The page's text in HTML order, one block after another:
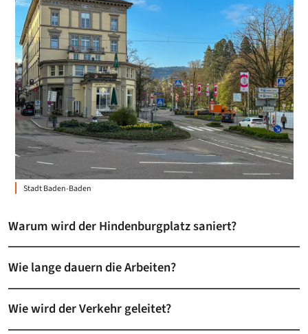
Stadt Baden-Baden
Warum wird der Hindenburgplatz saniert?
Wie lange dauern die Arbeiten?
Wie wird der Verkehr geleitet?